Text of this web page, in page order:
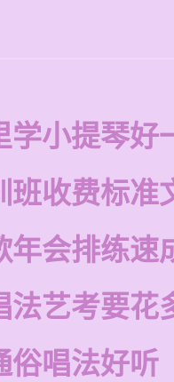
学小提琴好
班收费标准
年会排练速
法艺考要花
俗唱法好听